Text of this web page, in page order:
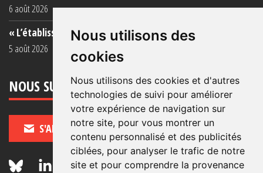
Nous utilisons des
cookies
Nous utilisons des cookies et d'autres
technologies de suivi pour améliorer
votre expérience de navigation sur
notre site, pour vous montrer un
contenu personnalisé et des publicités
ciblées, pour analyser le trafic de notre
site et pour comprendre la provenance
6 août 2026
« L’établissement est une porcherie totale »
5 août 2026
NOUS SUIVRE
S'ABONNER